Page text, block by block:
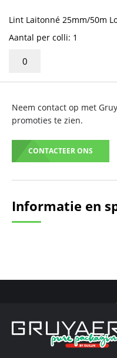
Lint Laitonné 25mm/50m
Aantal per colli: 1
Neem contact op met
promoties te zien.
CONTACTEER ONS
Informatie en